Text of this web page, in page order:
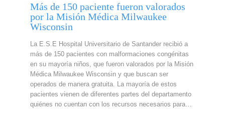
Más de 150 paciente fueron valorados
por la Misión Médica Milwaukee
Wisconsin
La E.S.E Hospital Universitario de Santander recibió a
más de 150 pacientes con malformaciones congénitas
en su mayoría niños, que fueron valorados por la Misión
Médica Milwaukee Wisconsin y que buscan ser
operados de manera gratuita. La mayoría de estos
pacientes vienen de diferentes partes del departamento
quiénes no cuentan con los recursos necesarios para…